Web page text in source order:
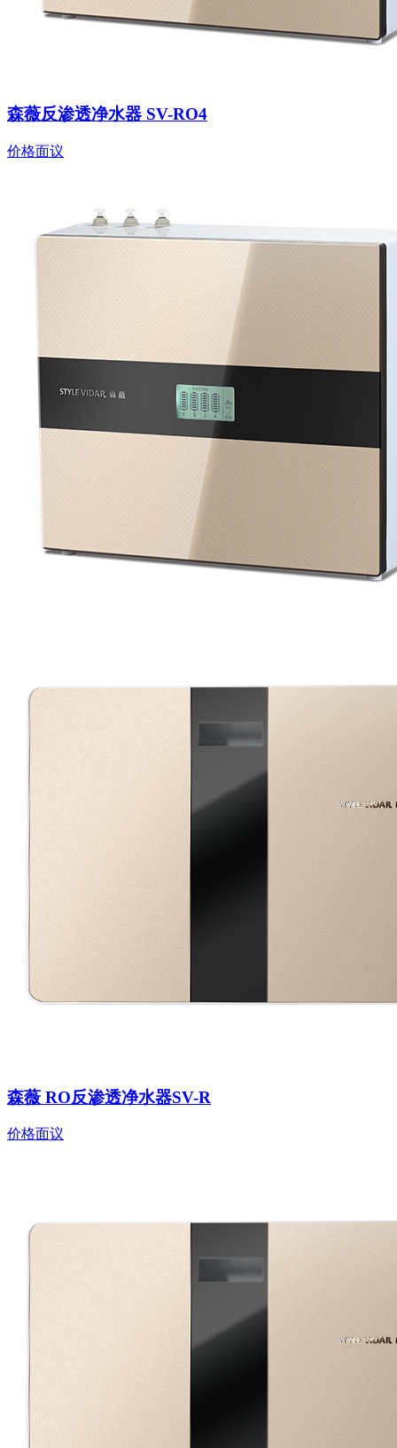
森薇反渗透净水器 SV-RO4
价格面议
森薇 RO反渗透净水器SV-R
价格面议